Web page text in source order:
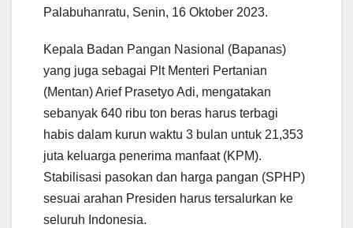
Palabuhanratu, Senin, 16 Oktober 2023.
Kepala Badan Pangan Nasional (Bapanas)
yang juga sebagai Plt Menteri Pertanian
(Mentan) Arief Prasetyo Adi, mengatakan
sebanyak 640 ribu ton beras harus terbagi
habis dalam kurun waktu 3 bulan untuk 21,353
juta keluarga penerima manfaat (KPM).
Stabilisasi pasokan dan harga pangan (SPHP)
sesuai arahan Presiden harus tersalurkan ke
seluruh Indonesia.